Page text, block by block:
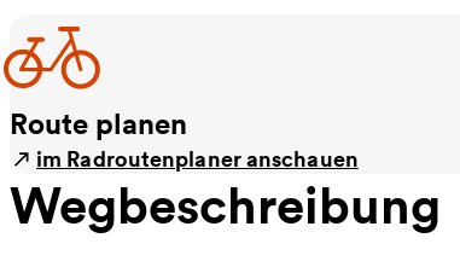
Route planen
im Radroutenplaner anschauen
Wegbeschreibung